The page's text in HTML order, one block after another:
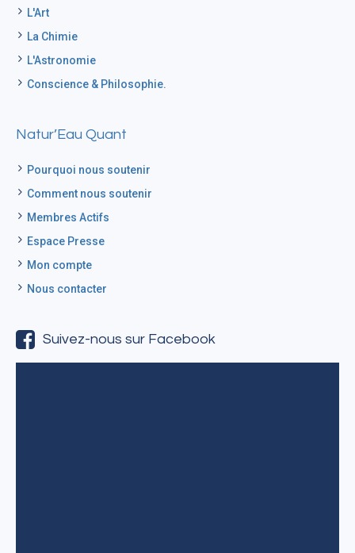
L'Art
La Chimie
L'Astronomie
Conscience & Philosophie.
Natur’Eau Quant
Pourquoi nous soutenir
Comment nous soutenir
Membres Actifs
Espace Presse
Mon compte
Nous contacter
Suivez-nous sur Facebook